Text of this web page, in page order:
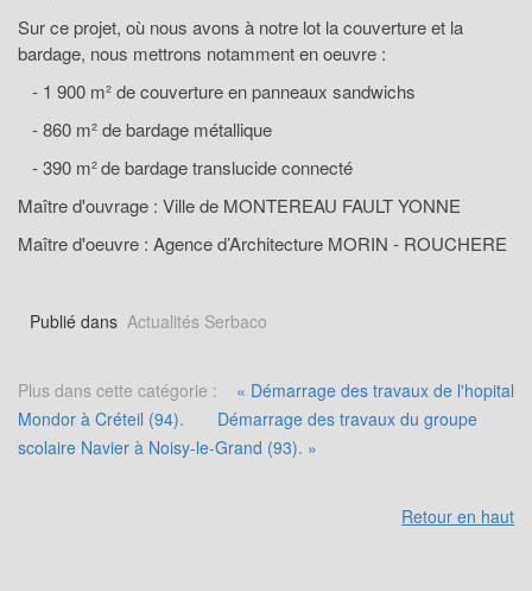
Sur ce projet, où nous avons à notre lot la couverture et la
bardage, nous mettrons notamment en oeuvre :
- 1 900 m² de couverture en panneaux sandwichs
- 860 m² de bardage métallique
- 390 m²de bardage translucide connecté
Maître d'ouvrage : Ville de MONTEREAU FAULT YONNE
Maître d'oeuvre : Agence d’Architecture MORIN - ROUCHERE
Publié dans Actualités Serbaco
Plus dans cette catégorie :
« Démarrage des travaux de l'hopital
Mondor à Créteil (94).
Démarrage des travaux du groupe
scolaire Navier à Noisy-le-Grand (93). »
Retour en haut